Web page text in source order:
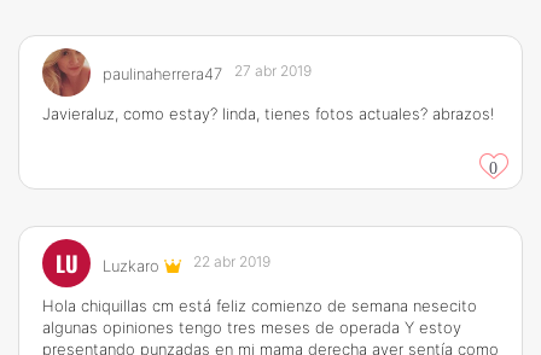
paulinaherrera47 27 abr 2019
Javieraluz, como estay? linda, tienes fotos actuales? abrazos!
0
LU Luzkaro 22 abr 2019
Hola chiquillas cm está feliz comienzo de semana nesecito
algunas opiniones tengo tres meses de operada Y estoy
presentando punzadas en mi mama derecha ayer sentía como